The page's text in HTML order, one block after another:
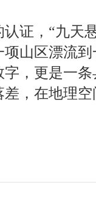
，“九天悬
山区漂流
，更是一
，在地理空